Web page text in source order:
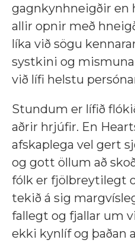
gagnkynhneigðir en
allir opnir með
líka við sögu
systkini og
við lífi helstu
Stundum er lífið
aðrir hrjúfir. En
afskaplega vel gert
og gott öllum að
fólk er fjölbreytilegt
tekið á sig
fallegt og fjallar um
ekki kynlíf og þaðan